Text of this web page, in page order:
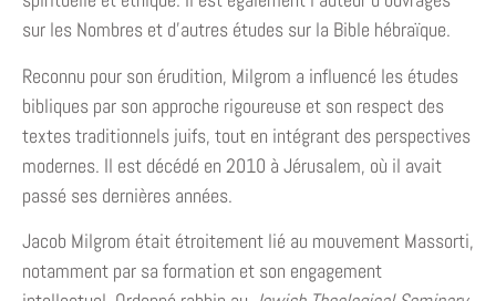
sur les Nombres et d’autres études sur la Bible hébraïque.
Reconnu pour son érudition, Milgrom a influencé les études
bibliques par son approche rigoureuse et son respect des
textes traditionnels juifs, tout en intégrant des perspectives
modernes. Il est décédé en 2010 à Jérusalem, où il avait
passé ses dernières années.
Jacob Milgrom était étroitement lié au mouvement Massorti,
notamment par sa formation et son engagement